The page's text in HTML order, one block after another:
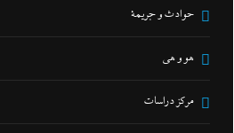
حوادث و جريمة
هو و هي
مركز دراسات